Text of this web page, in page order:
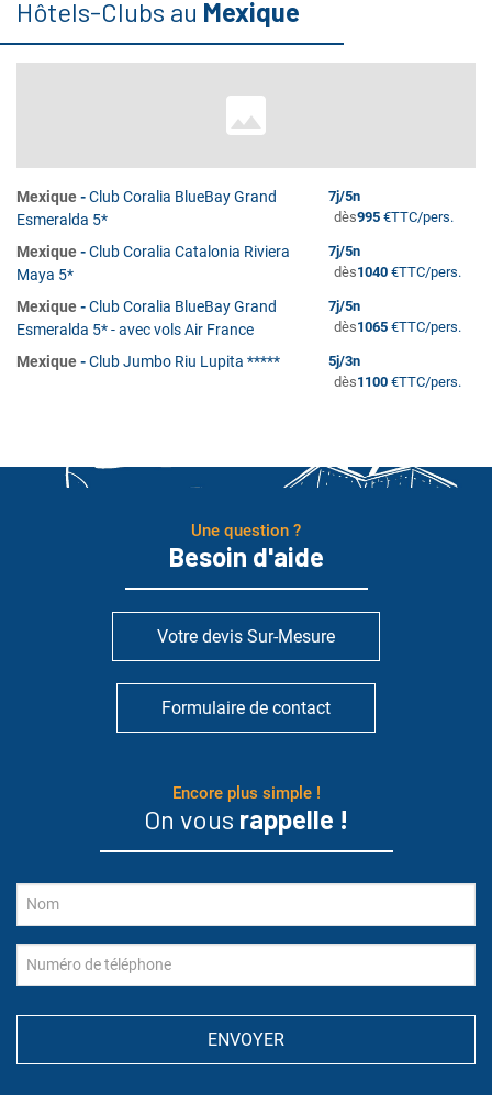
Hôtels-Clubs au Mexique
Mexique-Club Coralia BlueBay Grand
Esmeralda 5*
7j/5n
dès995€TTC/pers.
Mexique-Club Coralia Catalonia Riviera
Maya 5*
7j/5n
dès1040€TTC/pers.
Mexique-Club Coralia BlueBay Grand
Esmeralda 5* - avec vols Air France
7j/5n
dès1065€TTC/pers.
Mexique-Club Jumbo Riu Lupita ***** 5j/3n
dès1100€TTC/pers.
Une question ?
Besoin d'aide
Votre devis Sur-Mesure
Formulaire de contact
Encore plus simple !
On vous rappelle !